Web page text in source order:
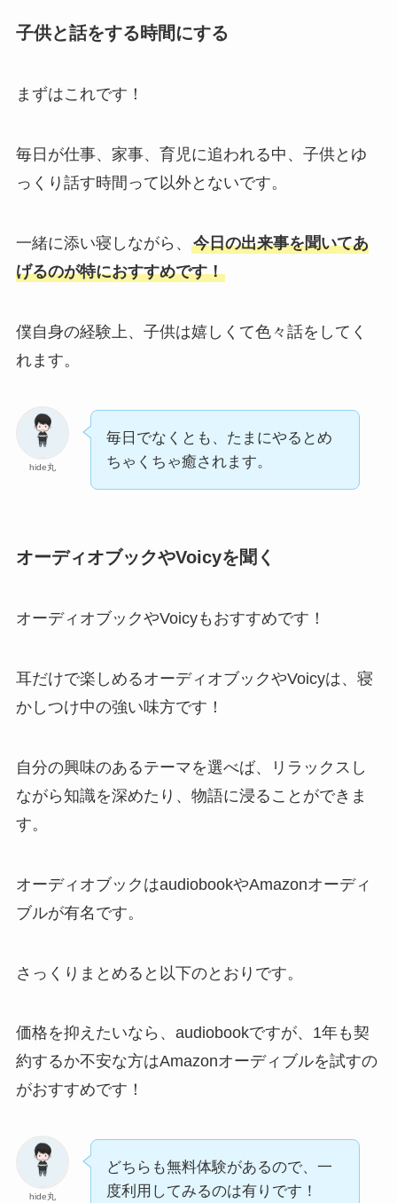
子供と話をする時間にする
まずはこれです！
毎日が仕事、家事、育児に追われる中、子供とゆ
っくり話す時間って以外とないです。
一緒に添い寝しながら、 今日の出来事を聞いてあ
げるのが特におすすめです！
僕自身の経験上、子供は嬉しくて色々話をしてく
れます。
hide丸
毎日でなくとも、たまにやるとめ
ちゃくちゃ癒されます。
オーディオブックやVoicyを聞く
オーディオブックやVoicyもおすすめです！
耳だけで楽しめるオーディオブックやVoicyは、寝
かしつけ中の強い味方です！
自分の興味のあるテーマを選べば、リラックスし
ながら知識を深めたり、物語に浸ることができま
す。
オーディオブックはaudiobookやAmazonオーディ
ブルが有名です。
さっくりまとめると以下のとおりです。
価格を抑えたいなら、audiobookですが、1年も契
約するか不安な方はAmazonオーディブルを試すの
がおすすめです！
hide丸
どちらも無料体験があるので、一
度利用してみるのは有りです！